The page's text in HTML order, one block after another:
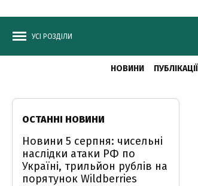
УСІ РОЗДІЛИ
НОВИНИ ПУБЛІКАЦІЇ
ОСТАННІ НОВИНИ
Новини 5 серпня: чисельні
наслідки атаки РФ по
Україні, трильйон рублів на
порятунок Wildberries